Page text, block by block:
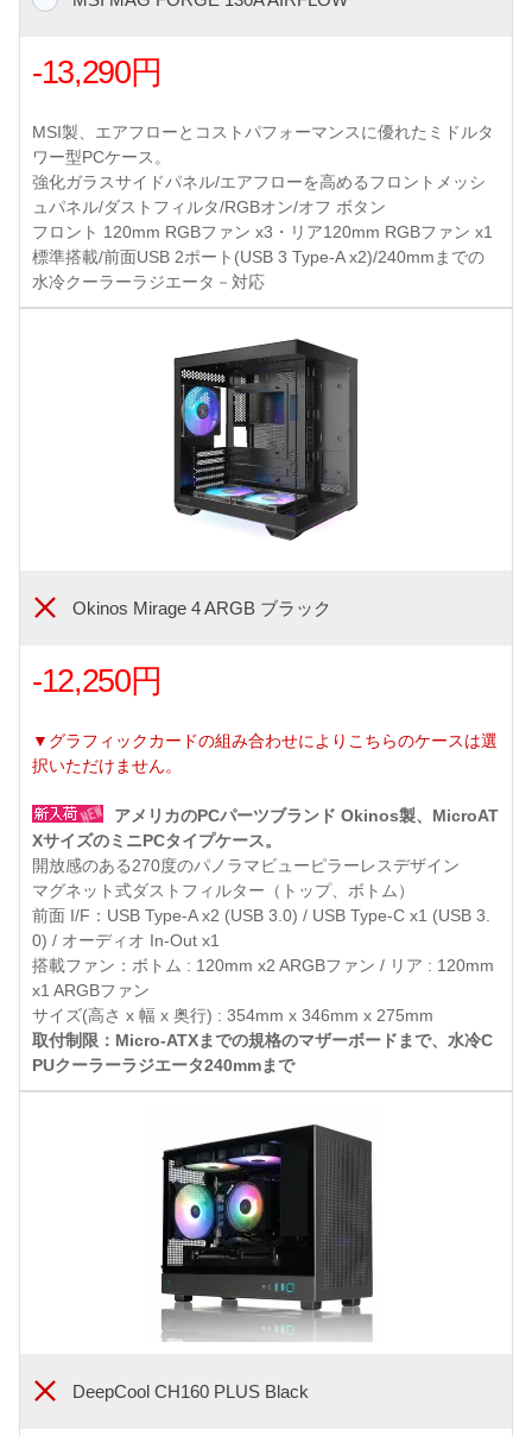
-13,290円
MSI製、エアフローとコストパフォーマンスに優れたミドルタ
ワー型PCケース。
強化ガラスサイドパネル/エアフローを高めるフロントメッシ
ュパネル/ダストフィルタ/RGBオン/オフ ボタン
フロント 120mm RGBファン x3・リア120mm RGBファン x1
標準搭載/前面USB 2ポート(USB 3 Type-A x2)/240mmまでの
水冷クーラーラジエータ－対応
Okinos Mirage 4 ARGB ブラック
-12,250円
▼グラフィックカードの組み合わせによりこちらのケースは選
択いただけません。
アメリカのPCパーツブランド Okinos製、MicroAT
XサイズのミニPCタイプケース。
開放感のある270度のパノラマビューピラーレスデザイン
マグネット式ダストフィルター（トップ、ボトム）
前面 I/F：USB Type-A x2 (USB 3.0) / USB Type-C x1 (USB 3.
0) / オーディオ In-Out x1
搭載ファン：ボトム : 120mm x2 ARGBファン / リア : 120mm
x1 ARGBファン
サイズ(高さ x 幅 x 奥行) : 354mm x 346mm x 275mm
取付制限：Micro-ATXまでの規格のマザーボードまで、水冷C
PUクーラーラジエータ240mmまで
DeepCool CH160 PLUS Black